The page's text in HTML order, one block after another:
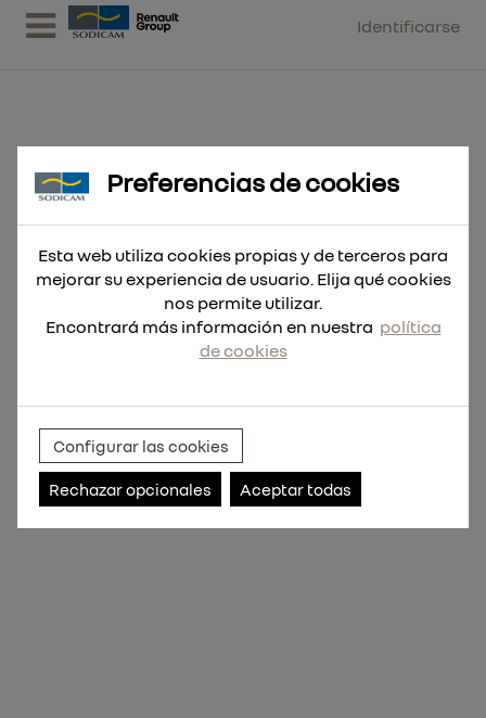
Identificarse
Broca SDS-Plus M2 6x110
Preferencias de cookies
Esta web utiliza cookies propias y de terceros para
mejorar su experiencia de usuario. Elija qué cookies
nos permite utilizar.
Encontrará más información en nuestra política
de cookies
Configurar las cookies
Rechazar opcionales Aceptar todas